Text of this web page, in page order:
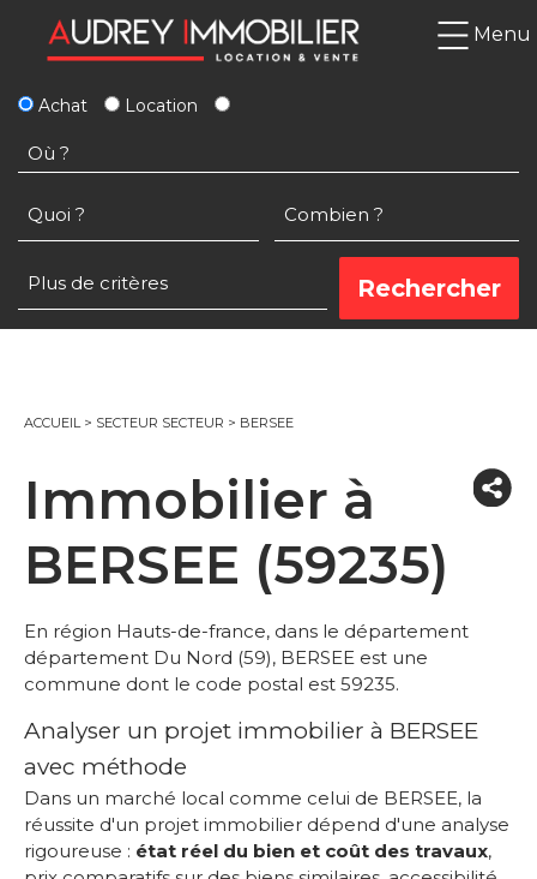
Menu
Achat Location
ACCUEIL> SECTEUR SECTEUR > BERSEE
Immobilier à
BERSEE (59235)
En région Hauts-de-france, dans le département
département Du Nord (59), BERSEE est une
commune dont le code postal est 59235.
Analyser un projet immobilier à BERSEE
avec méthode
Dans un marché local comme celui de BERSEE, la
réussite d'un projet immobilier dépend d'une analyse
rigoureuse : état réel du bien et coût des travaux,